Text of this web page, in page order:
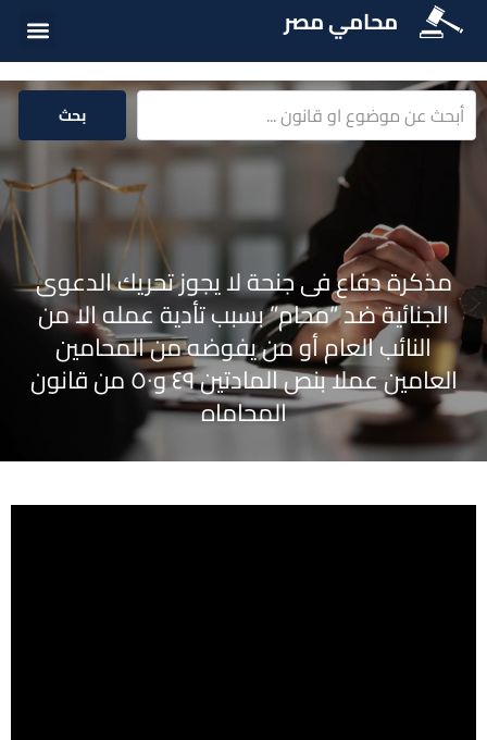
محامي مصر
بحث
مذكرة دفاع فى جنحة لا يجوز تحريك الدعوى
الجنائية ضد “محام” بسبب تأدية عمله الا من
النائب العام أو من يفوضه من المحامين
العامين عملا بنص المادتين ٤٩ و٥٠ من قانون
المحاماه